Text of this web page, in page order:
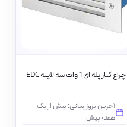
چراغ کنار پله ای 1 وات سه لاینه EDC
آخرین بروزرسانی: بیش از یک
هفته پیش